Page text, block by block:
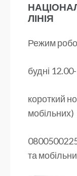
ЛІНІЯ
Режим
будні
короткий
мобільних)
та